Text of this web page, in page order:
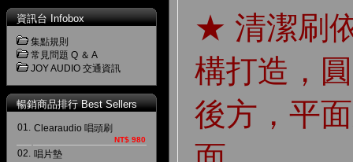
資訊台 Infobox
集點規則
常見問題 Q ＆ A
JOY AUDIO 交通資訊
暢銷商品排行 Best Sellers
01. Clearaudio 唱頭刷
NT$ 980
02. 唱片墊
★ 清潔刷
構打造，
後方，平